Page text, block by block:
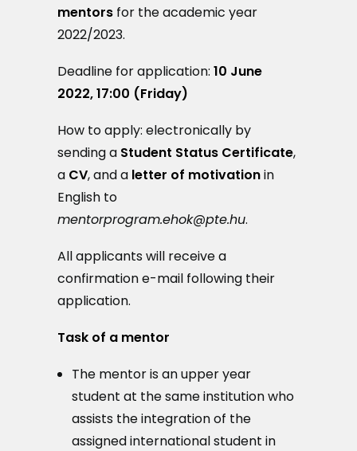
mentors for the academic year
2022/2023.
Deadline for application: 10 June
2022, 17:00 (Friday)
How to apply: electronically by
sending a Student Status Certificate,
a CV, and a letter of motivationin
English to
mentorprogram.ehok@pte.hu.
All applicants will receive a
confirmation e-mail following their
application.
Task of a mentor
The mentor is an upper year
student at the same institution who
assists the integration of the
assigned international student in